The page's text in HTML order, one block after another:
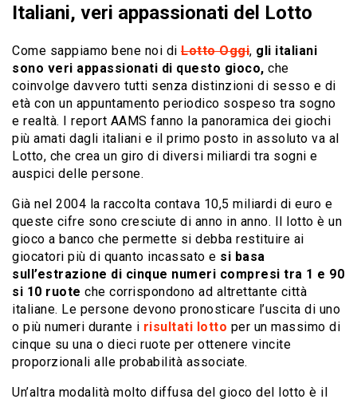
Italiani, veri appassionati del Lotto
Come sappiamo bene noi di Lotto Oggi, gli italiani
sono veri appassionati di questo gioco, che
coinvolge davvero tutti senza distinzioni di sesso e di
età con un appuntamento periodico sospeso tra sogno
e realtà. I report AAMS fanno la panoramica dei giochi
più amati dagli italiani e il primo posto in assoluto va al
Lotto, che crea un giro di diversi miliardi tra sogni e
auspici delle persone.
Già nel 2004 la raccolta contava 10,5 miliardi di euro e
queste cifre sono cresciute di anno in anno. Il lotto è un
gioco a banco che permette si debba restituire ai
giocatori più di quanto incassato e si basa
sull’estrazione di cinque numeri compresi tra 1 e 90
si 10 ruote che corrispondono ad altrettante città
italiane. Le persone devono pronosticare l’uscita di uno
o più numeri durante i risultati lotto per un massimo di
cinque su una o dieci ruote per ottenere vincite
proporzionali alle probabilità associate.
Un’altra modalità molto diffusa del gioco del lotto è il